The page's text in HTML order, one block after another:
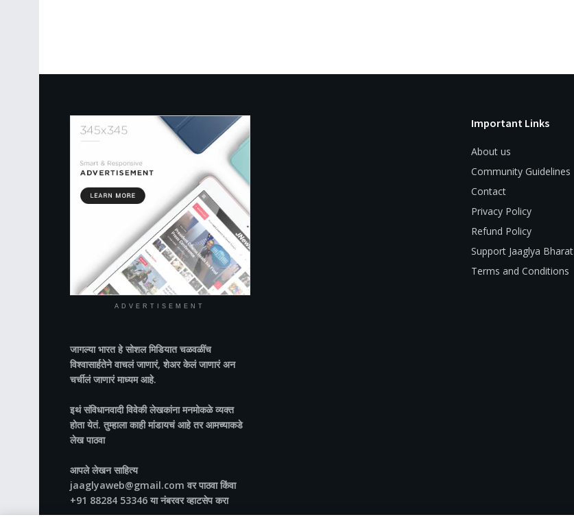
ADVERTISEMENT
जागल्या भारतहे सोशल मिडियात चळवळींच
विश्वासार्हतेने वाचलं जाणारं, शेअर केलं जाणारं अन
चर्चीलं जाणारं माध्यम आहे.
इथं संविधानवादी विवेकी लेखकांना मनमोकळे व्यक्त
होता येतं. तुम्हाला काही मांडायचं आहे तर आमच्याकडे
लेख पाठवा
आपले लेखन साहित्य
jaaglyaweb@gmail.com वर पाठवा किंवा
+91 88284 53346 या नंबरवर व्हाटसेप करा
Important Links
About us
Community Guidelines
Contact
Privacy Policy
Refund Policy
Support Jaaglya Bharat
Terms and Conditions